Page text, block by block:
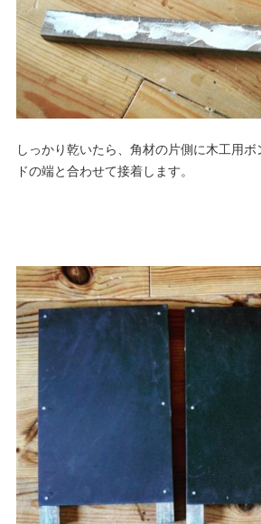
しっかり乾いたら、角材の片側に木工用
ドの端と合わせて接着します。